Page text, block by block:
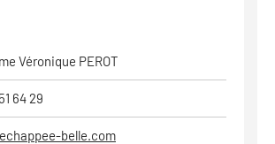
Véronique PEROT
64 29
belle.com